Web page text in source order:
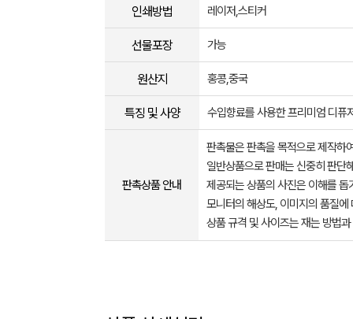
인쇄방법 레이저,스티커
선물포장 가능
원산지 홍콩,중국
특징 및 사양 수입향료를 사용한 프리미엄 디퓨
판촉상품 안내
판촉물은 판촉을 목적으로 제작하
일반상품으로 판매는 신중히 판단
제공되는 상품의 사진은 이해를
모니터의 해상도, 이미지의 품질
상품 규격 및 사이즈는 재는 방법